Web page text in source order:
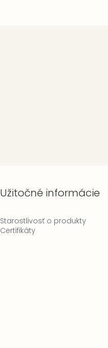
Užitočné informácie
Starostlivosť o produkty
Certifikáty